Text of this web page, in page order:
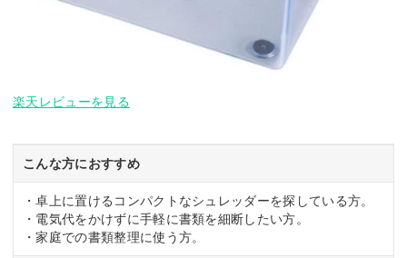
楽天レビューを見る
こんな方におすすめ
・卓上に置けるコンパクトなシュレッダーを探している方。
・電気代をかけずに手軽に書類を細断したい方。
・家庭での書類整理に使う方。